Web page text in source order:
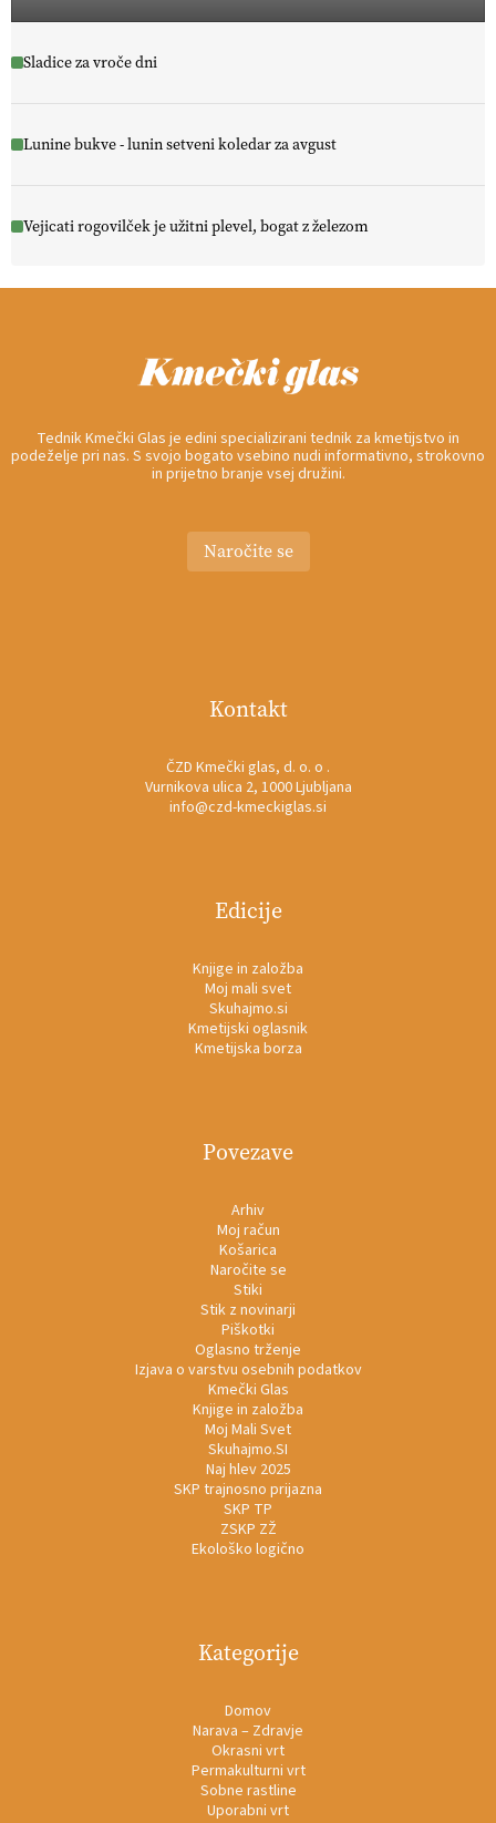
Sladice za vroče dni
Lunine bukve - lunin setveni koledar za avgust
Vejicati rogovilček je užitni plevel, bogat z železom
Tednik Kmečki Glas je edini specializirani tednik za kmetijstvo in
podeželje pri nas. S svojo bogato vsebino nudi informativno, strokovno
in prijetno branje vsej družini.
Naročite se
Kontakt
ČZD Kmečki glas, d. o. o .
Vurnikova ulica 2, 1000 Ljubljana
info@czd-kmeckiglas.si
Edicije
Knjige in založba
Moj mali svet
Skuhajmo.si
Kmetijski oglasnik
Kmetijska borza
Povezave
Arhiv
Moj račun
Košarica
Naročite se
Stiki
Stik z novinarji
Piškotki
Oglasno trženje
Izjava o varstvu osebnih podatkov
Kmečki Glas
Knjige in založba
Moj Mali Svet
Skuhajmo.SI
Naj hlev 2025
SKP trajnosno prijazna
SKP TP
ZSKP ZŽ
Ekološko logično
Kategorije
Domov
Narava – Zdravje
Okrasni vrt
Permakulturni vrt
Sobne rastline
Uporabni vrt